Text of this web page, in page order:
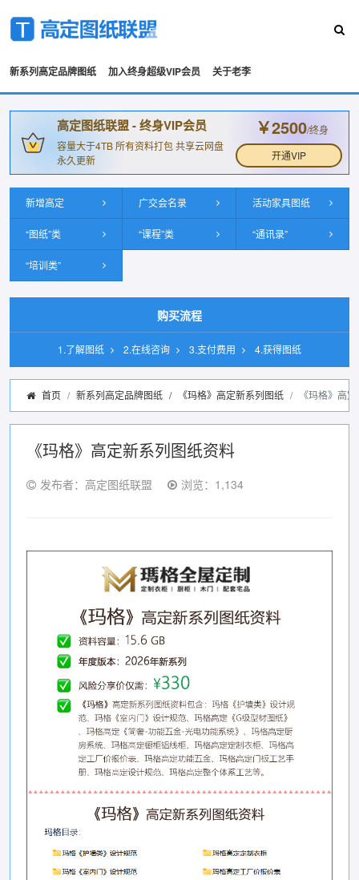
新系列高定品牌图纸 加入终身超级VIP会员 关于老李
高定图纸联盟 - 终身VIP会员
容量大于4TB 所有资料打包 共享云网盘
永久更新
￥2500/终身
开通VIP
新增高定 广交会名录 活动家具图纸
“图纸”类 “课程”类 “通讯录”
“培训类”
购买流程
1.了解图纸 2.在线咨询 3.支付费用 4.获得图纸
首页 新系列高定品牌图纸 / 《玛格》高定新系列图纸 《玛格》高
《玛格》高定新系列图纸资料
发布者：高定图纸联盟 浏览：1,134